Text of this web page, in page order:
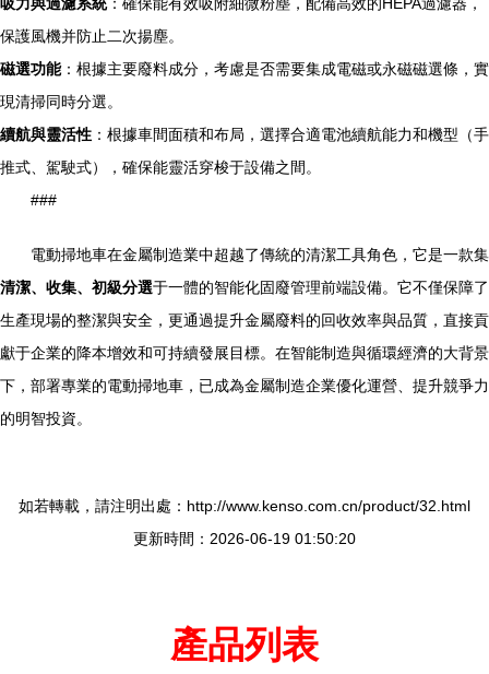
保護風機并防止二次揚塵。
磁選功能：根據主要廢料成分，考慮是否需要集成電磁或永磁磁選條，實
現清掃同時分選。
續航與靈活性 ：根據車間面積和布局，選擇合適電池續航能力和機型（手
推式、駕駛式），確保能靈活穿梭于設備之間。
###
電動掃地車在金屬制造業中超越了傳統的清潔工具角色，它是一款集
清潔、收集、初級分選于一體的智能化固廢管理前端設備。它不僅保障了
生產現場的整潔與安全，更通過提升金屬廢料的回收效率與品質，直接貢
獻于企業的降本增效和可持續發展目標。在智能制造與循環經濟的大背景
下，部署專業的電動掃地車，已成為金屬制造企業優化運營、提升競爭力
的明智投資。
如若轉載，請注明出處：http://www.kenso.com.cn/product/32.html
更新時間：2026-06-19 01:50:20
產品列表